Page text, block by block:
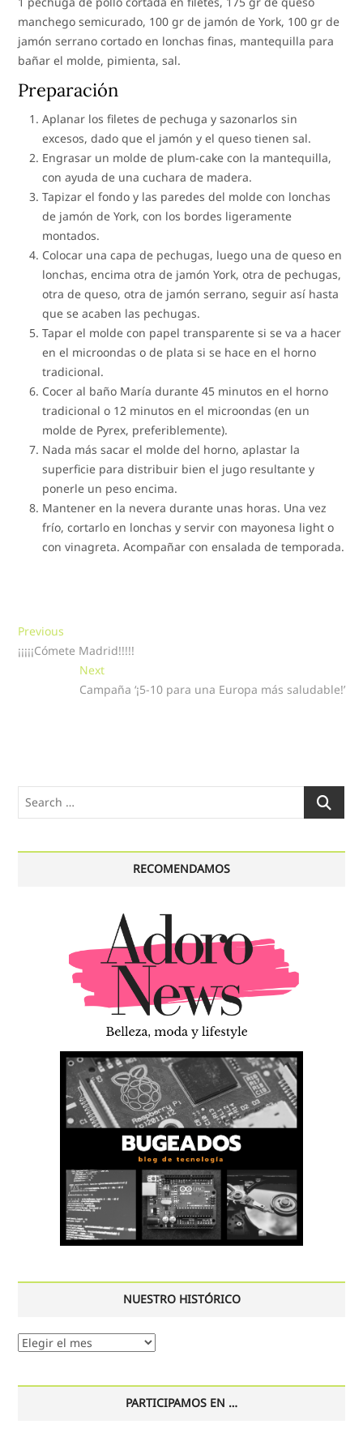
manchego semicurado, 100 gr de jamón de York, 100 gr de
jamón serrano cortado en lonchas finas, mantequilla para
bañar el molde, pimienta, sal.
Preparación
Aplanar los filetes de pechuga y sazonarlos sin
excesos, dado que el jamón y el queso tienen sal.
Engrasar un molde de plum-cake con la mantequilla,
con ayuda de una cuchara de madera.
Tapizar el fondo y las paredes del molde con lonchas
de jamón de York, con los bordes ligeramente
montados.
Colocar una capa de pechugas, luego una de queso en
lonchas, encima otra de jamón York, otra de pechugas,
otra de queso, otra de jamón serrano, seguir así hasta
que se acaben las pechugas.
Tapar el molde con papel transparente si se va a hacer
en el microondas o de plata si se hace en el horno
tradicional.
Cocer al baño María durante 45 minutos en el horno
tradicional o 12 minutos en el microondas (en un
molde de Pyrex, preferiblemente).
Nada más sacar el molde del horno, aplastar la
superficie para distribuir bien el jugo resultante y
ponerle un peso encima.
Mantener en la nevera durante unas horas. Una vez
frío, cortarlo en lonchas y servir con mayonesa light o
con vinagreta. Acompañar con ensalada de temporada.
Navegación
de
entradas
Previous
post:
¡¡¡¡¡Cómete Madrid!!!!!
NextNext
post:
Campaña ‘¡5-10 para una Europa más saludable!’
Search
RECOMENDAMOS
NUESTRO HISTÓRICO
Nuestro
PARTICIPAMOS EN …